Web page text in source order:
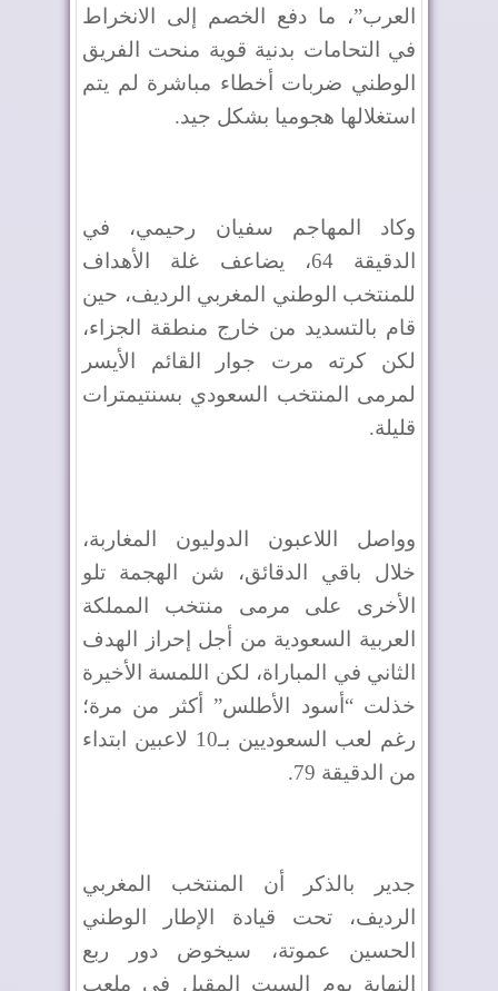
العرب”، ما دفع الخصم إلى الانخراط
في التحامات بدنية قوية منحت الفريق
الوطني ضربات أخطاء مباشرة لم يتم
استغلالها هجوميا بشكل جيد.
وكاد المهاجم سفيان رحيمي، في
الدقيقة 64، يضاعف غلة الأهداف
للمنتخب الوطني المغربي الرديف، حين
قام بالتسديد من خارج منطقة الجزاء،
لكن كرته مرت جوار القائم الأيسر
لمرمى المنتخب السعودي بسنتيمترات
قليلة.
وواصل اللاعبون الدوليون المغاربة،
خلال باقي الدقائق، شن الهجمة تلو
الأخرى على مرمى منتخب المملكة
العربية السعودية من أجل إحراز الهدف
الثاني في المباراة، لكن اللمسة الأخيرة
خذلت “أسود الأطلس” أكثر من مرة؛
رغم لعب السعوديين بـ10 لاعبين ابتداء
من الدقيقة 79.
جدير بالذكر أن المنتخب المغربي
الرديف، تحت قيادة الإطار الوطني
الحسين عموتة، سيخوض دور ربع
النهاية يوم السبت المقبل في ملعب